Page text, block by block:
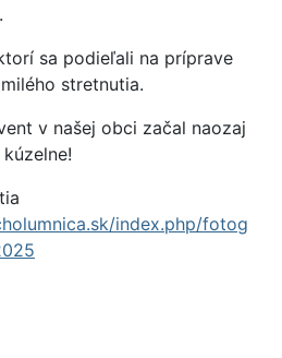
.
sa podieľali na príprave
stretnutia.
v našej obci začal naozaj
kúzelne!
index.php/